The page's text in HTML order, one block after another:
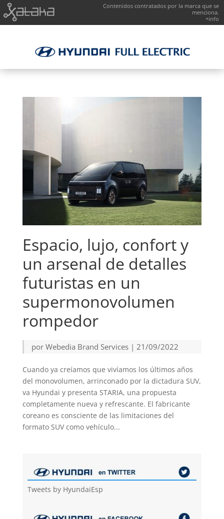
Contenidos contratados por la marca que se
menciona.
+info
Espacio, lujo, confort y
un arsenal de detalles
futuristas en un
supermonovolumen
rompedor
por Webedia Brand Services| 21/09/2022
Cuando ya creíamos que vivíamos los últimos años
del monovolumen, arrinconado por la dictadura SUV,
va Hyundai y presenta STARIA, una propuesta
completamente nueva y refrescante. El fabricante
coreano es consciente de las limitaciones del
formato SUV como vehículo...
Tweets by HyundaiEsp